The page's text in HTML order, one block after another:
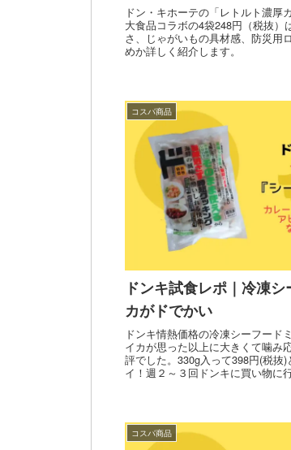
ドン・キホーテの「レトルト濃厚
大食品コラボの4袋248円（税抜）
さ、じゃがいもの具材感、防災用
めか詳しく紹介します。
コスパ商品
ドンキ試食レポ｜冷凍
カがドでかい
ドンキ情熱価格の冷凍シーフード
イカが思った以上に大きくて噛み
評でした。330g入って398円(税抜
イ！週２～３回ドンキに買い物に
コスパ商品